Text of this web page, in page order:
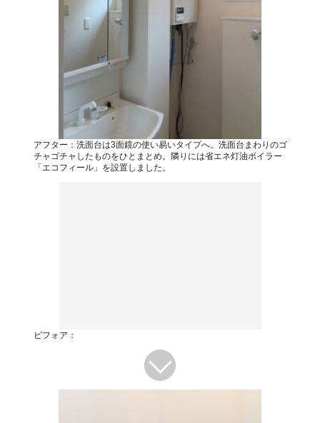
アフター：洗面台は3面鏡の使い易いタイプへ。洗面台まわりのゴ
チャゴチャしたものをひとまとめ。隣りには省エネ灯油ボイラー
「エコフィール」を設置しました。
ビフォア：